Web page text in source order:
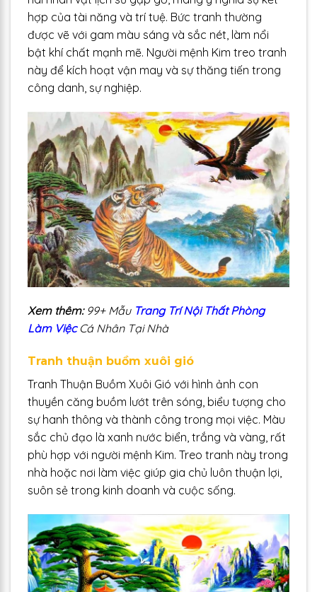
hợp của tài năng và trí tuệ. Bức tranh thường
được vẽ với gam màu sáng và sắc nét, làm nổi
bật khí chất mạnh mẽ. Người mệnh Kim treo tranh
này để kích hoạt vận may và sự thăng tiến trong
công danh, sự nghiệp.
Xem thêm: 99+ Mẫu Trang Trí Nội Thất Phòng
Làm Việc Cá Nhân Tại Nhà
Tranh thuận buồm xuôi gió
Tranh Thuận Buồm Xuôi Gió với hình ảnh con
thuyền căng buồm lướt trên sóng, biểu tượng cho
sự hanh thông và thành công trong mọi việc. Màu
sắc chủ đạo là xanh nước biển, trắng và vàng, rất
phù hợp với người mệnh Kim. Treo tranh này trong
nhà hoặc nơi làm việc giúp gia chủ luôn thuận lợi,
suôn sẻ trong kinh doanh và cuộc sống.